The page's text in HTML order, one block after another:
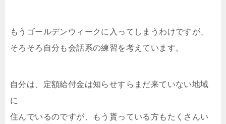
もうゴールデンウィークに入ってしまうわけですが、
そろそろ自分も会話系の練習を考えています。
自分は、定額給付金は知らせすらまだ来ていない地域
に
住んでいるのですが、もう貰っている方もたくさんい